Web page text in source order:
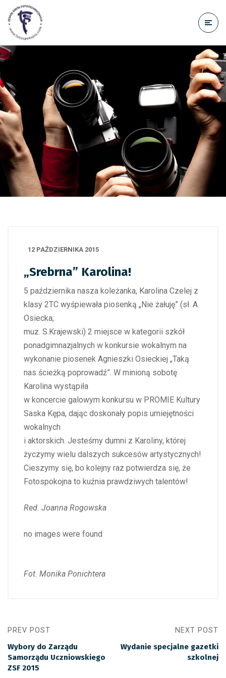
treści
12 PAŹDZIERNIKA 2015
„Srebrna” Karolina!
5 października nasza koleżanka, Karolina Czelej z
klasy 2TC wyśpiewała piosenką „Nie żałuję” (sł. A.
Osiecka;
muz. S.Krajewski) 2 miejsce w kategorii szkół
ponadgimnazjalnych w konkursie wokalnym na
wykonanie piosenek Agnieszki Osieckiej „Taką
nas ścieżką poprowadź”. W minioną sobotę
Karolina wystąpiła
w koncercie galowym konkursu w PROMIE Kultury
Saska Kępa, dając doskonały popis umiejętności
wokalnych
i aktorskich. Jesteśmy dumni z Karoliny, której
życzymy wielu dalszych sukcesów artystycznych!
Cieszymy się, bo kolejny raz potwierdza się, że
Fotospokojna to kuźnia prawdziwych talentów!
Red. Joanna Rogowska
no images were found
Fot. Monika Ponichtera
PREV POST
Wybory do Zarządu
Samorządu Uczniowskiego
ZSF 2015
NEXT POST
Wydanie specjalne gazetki
szkolnej